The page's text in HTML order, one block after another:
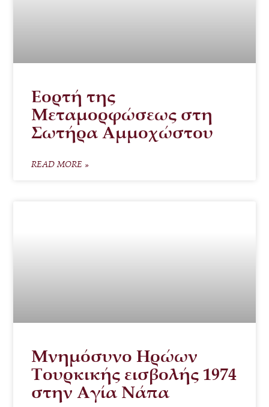
Εορτή της
Μεταμορφώσεως στη
Σωτήρα Αμμοχώστου
READ MORE »
Μνημόσυνο Ηρώων
Τουρκικής εισβολής 1974
στην Αγία Νάπα